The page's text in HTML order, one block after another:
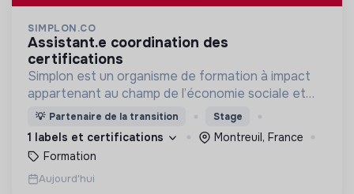
SIMPLON.CO
assistant.e coordination des
certifications
Simplon est un organisme de formation à impact
appartenant au champ de l’économie sociale et
solidaire.
💡 Partenaire de la transition Stage
1 labels et certifications
Montreuil, France
Formation
Aujourd'hui